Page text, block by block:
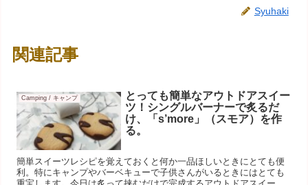
Syuhaki
関連記事
Camping / キャンプ
とっても簡単なアウトドアスイー
ツ！シングルバーナーで炙るだ
け、「s’more」（スモア）を作
る。
簡単スイーツレシピを覚えておくと何か一品ほしいときにとても便
利。特にキャンプやバーベキューで子供さんがいるときにはとても